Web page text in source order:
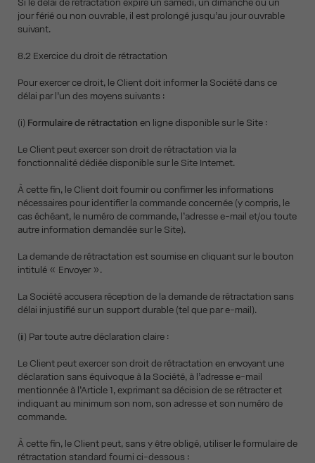
jour férié ou non ouvrable, il est prolongé jusqu’au jour ouvrable
suivant.
8.2 Exercice du droit de rétractation
Pour exercer ce droit, le Client doit informer la Société dans ce
délai par l’un des moyens suivants :
(i) Formulaire de rétractation en ligne disponible sur le Site :
Le Client peut exercer son droit de rétractation via la
fonctionnalité dédiée disponible sur le Site Internet.
À cette fin, le Client doit fournir ou confirmer les informations
nécessaires pour identifier la commande concernée (y compris, le
cas échéant, le numéro de commande, l’adresse e-mail et/ou toute
autre information demandée sur le Site).
La demande de rétractation est soumise en cliquant sur le bouton
intitulé « Envoyer ».
La Société accusera réception de la demande de rétractation sans
délai injustifié sur un support durable (tel que par e-mail).
(ii) Par toute autre déclaration claire :
Le Client peut exercer son droit de rétractation en envoyant une
déclaration sans équivoque à la Société, à l’adresse e-mail
mentionnée à l’Article 1, exprimant sa décision de se rétracter et
indiquant au minimum son nom, son adresse et son numéro de
commande.
À cette fin, le Client peut, sans y être obligé, utiliser le formulaire de
rétractation standard fourni ci-dessous :